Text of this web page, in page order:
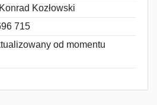
Kozłowski
715
od momentu